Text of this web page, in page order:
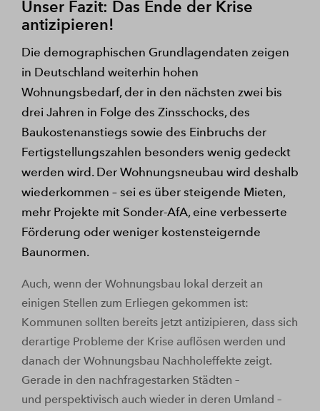
Unser Fazit: Das Ende der Krise
antizipieren!
Die demographischen Grundlagendaten zeigen
in Deutschland weiterhin hohen
Wohnungsbedarf, der in den nächsten zwei bis
drei Jahren in Folge des Zinsschocks, des
Baukostenanstiegs sowie des Einbruchs der
Fertigstellungszahlen besonders wenig gedeckt
werden wird. Der Wohnungsneubau wird deshalb
wiederkommen – sei es über steigende Mieten,
mehr Projekte mit Sonder-AfA, eine verbesserte
Förderung oder weniger kostensteigernde
Baunormen.
Auch, wenn der Wohnungsbau lokal derzeit an
einigen Stellen zum Erliegen gekommen ist:
Kommunen sollten bereits jetzt antizipieren, dass sich
derartige Probleme der Krise auflösen werden und
danach der Wohnungsbau Nachholeffekte zeigt.
Gerade in den nachfragestarken Städten –
und perspektivisch auch wieder in deren Umland –